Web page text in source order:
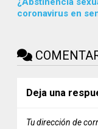
coronavirus en
Deja una
Tu dirección de